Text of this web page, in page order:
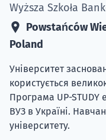
Wyższa Szkoła
Powstańców
Poland
Університет
користується
Програма UP-STUDY
ВУЗ в Україні.
університету.